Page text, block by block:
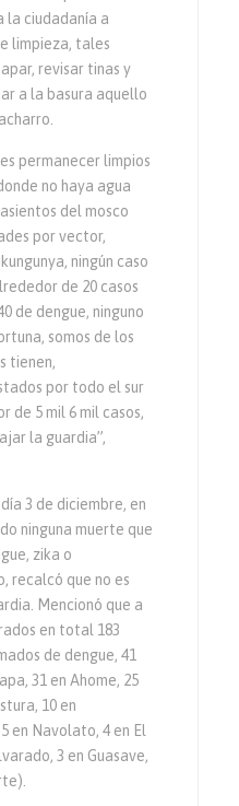
la ciudadanía a
limpieza, tales
revisar tinas y
a la basura aquello
permanecer limpios
no haya agua
del mosco
por vector,
ningún caso
de 20 casos
de dengue, ninguno
somos de los
tienen,
por todo el sur
de 5 mil 6 mil casos,
la guardia”,
3 de diciembre, en
ninguna muerte que
zika o
recalcó que no es
Mencionó que a
en total 183
de dengue, 41
31 en Ahome, 25
10 en
en Navolato, 4 en El
3 en Guasave,